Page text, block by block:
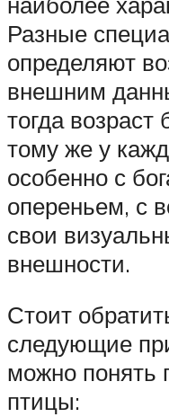
Разные
определяют
внешним
тогда
тому же у
особенно с
опереньем, с
свои
внешности.
Стоит
следующие
можно понять
птицы: